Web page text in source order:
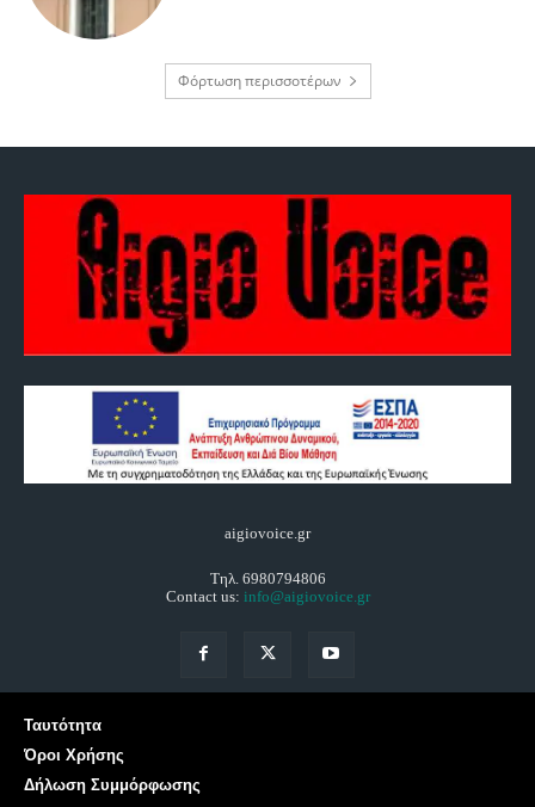
Φόρτωση περισσοτέρων
aigiovoice.gr
Τηλ. 6980794806
Contact us: info@aigiovoice.gr
Ταυτότητα
Όροι Χρήσης
Δήλωση Συμμόρφωσης